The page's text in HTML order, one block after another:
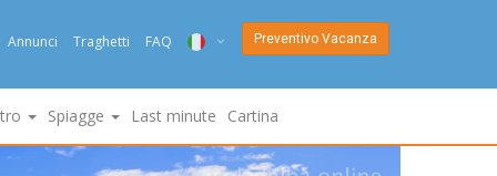
Annunci Traghetti FAQ
ENG
Preventivo Vacanza
Spiagge Last minute Cartina